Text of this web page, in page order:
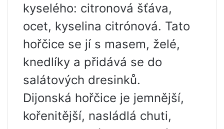
kyselého: citronová šťáva,
ocet, kyselina citrónová. Tato
hořčice se jí s masem, želé,
knedlíky a přidává se do
salátových dresinků.
Dijonská hořčice je jemnější,
kořenitější, nasládlá chuti,